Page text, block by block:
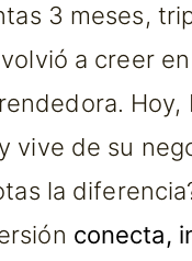
3 meses,
a creer
Hoy,
vive de su
la
conecta,